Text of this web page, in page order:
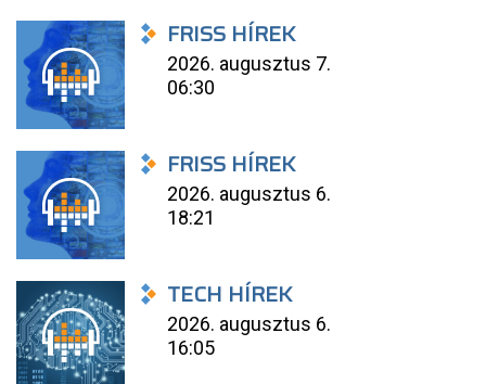
FRISS HÍREK
2026. augusztus 7.
06:30
FRISS HÍREK
2026. augusztus 6.
18:21
TECH HÍREK
2026. augusztus 6.
16:05